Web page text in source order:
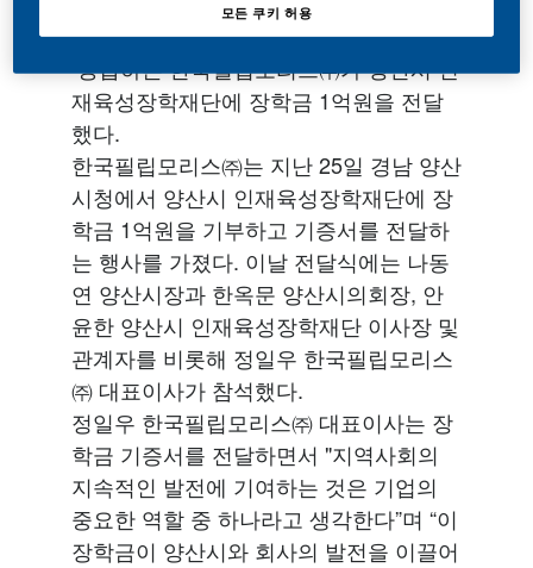
우수한 품질의 담배제품을 국내에서 생산
∙공급하는 한국필립모리스㈜가 양산시 인
재육성장학재단에 장학금 1억원을 전달
했다.
한국필립모리스㈜는 지난 25일 경남 양산
시청에서 양산시 인재육성장학재단에 장
학금 1억원을 기부하고 기증서를 전달하
는 행사를 가졌다. 이날 전달식에는 나동
연 양산시장과 한옥문 양산시의회장, 안
윤한 양산시 인재육성장학재단 이사장 및
관계자를 비롯해 정일우 한국필립모리스
㈜ 대표이사가 참석했다.
정일우 한국필립모리스㈜ 대표이사는 장
학금 기증서를 전달하면서 "지역사회의
지속적인 발전에 기여하는 것은 기업의
중요한 역할 중 하나라고 생각한다”며 “이
장학금이 양산시와 회사의 발전을 이끌어
모든 쿠키 허용